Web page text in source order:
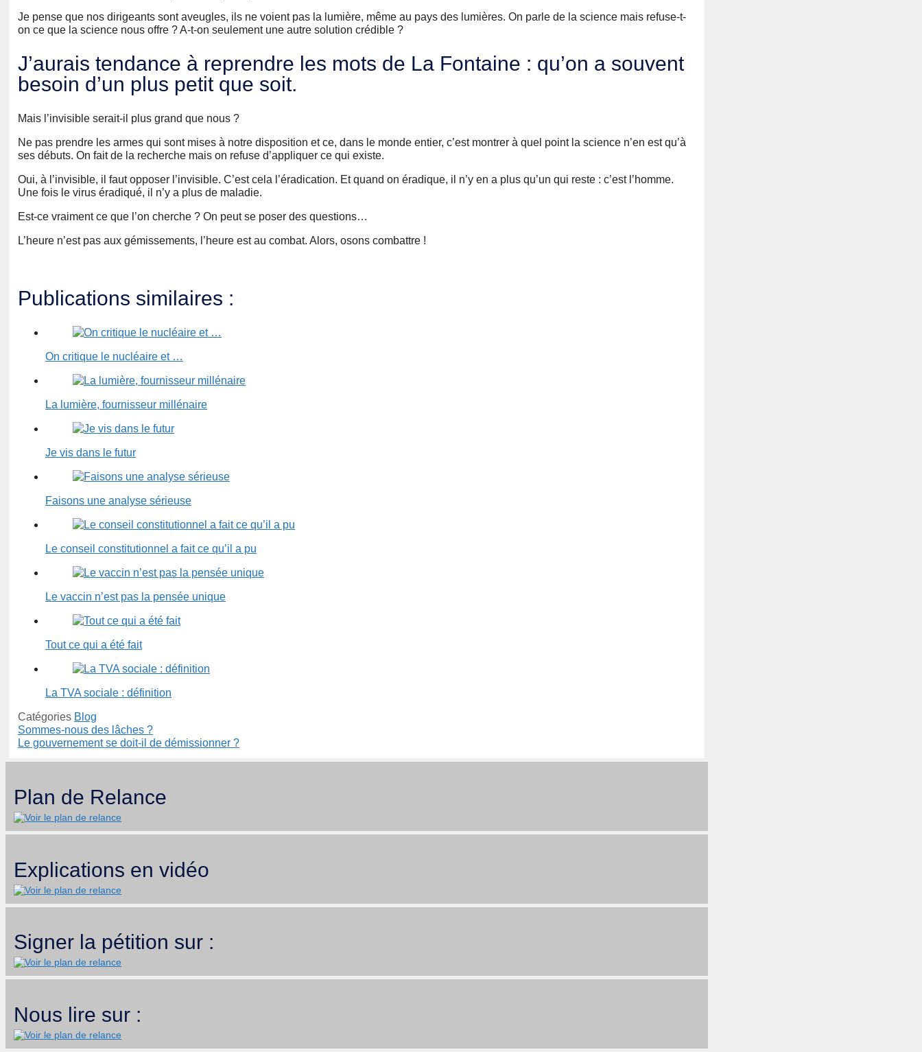
Je pense que nos dirigeants sont aveugles, ils ne voient pas la lumière, même au pays des lumières. On parle de la science mais refuse-t-
on ce que la science nous offre ? A-t-on seulement une autre solution crédible ?
J’aurais tendance à reprendre les mots de La Fontaine : qu’on a souvent
besoin d’un plus petit que soit.
Mais l’invisible serait-il plus grand que nous ?
Ne pas prendre les armes qui sont mises à notre disposition et ce, dans le monde entier, c’est montrer à quel point la science n’en est qu’à
ses débuts. On fait de la recherche mais on refuse d’appliquer ce qui existe.
Oui, à l’invisible, il faut opposer l’invisible. C’est cela l’éradication. Et quand on éradique, il n’y en a plus qu’un qui reste : c’est l’homme.
Une fois le virus éradiqué, il n’y a plus de maladie.
Est-ce vraiment ce que l’on cherche ? On peut se poser des questions…
L’heure n’est pas aux gémissements, l’heure est au combat. Alors, osons combattre !
Publications similaires :
On critique le nucléaire et …
La lumière, fournisseur millénaire
Je vis dans le futur
Faisons une analyse sérieuse
Le conseil constitutionnel a fait ce qu’il a pu
Le vaccin n’est pas la pensée unique
Tout ce qui a été fait
La TVA sociale : définition
Catégories Blog
Sommes-nous des lâches ?
Le gouvernement se doit-il de démissionner ?
Plan de Relance
Explications en vidéo
Signer la pétition sur :
Nous lire sur :